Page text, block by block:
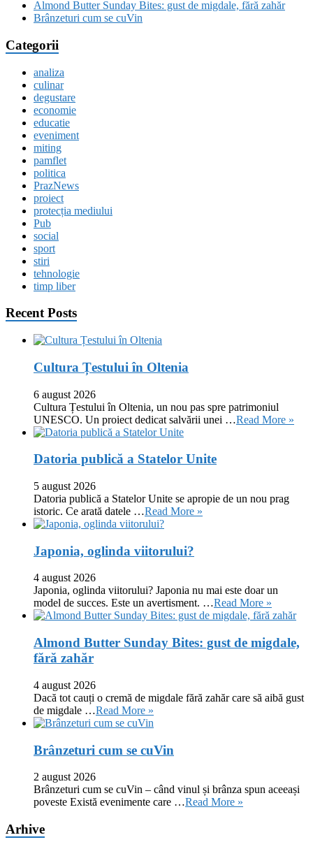
Almond Butter Sunday Bites: gust de migdale, fără zahăr
Brânzeturi cum se cuVin
Categorii
analiza
culinar
degustare
economie
educatie
eveniment
miting
pamflet
politica
PrazNews
proiect
protecția mediului
Pub
social
sport
stiri
tehnologie
timp liber
Recent Posts
Cultura Țestului în Oltenia
6 august 2026
Cultura Țestului în Oltenia, un nou pas spre patrimoniul
UNESCO. Un proiect dedicat salvării unei …Read More »
Datoria publică a Statelor Unite
5 august 2026
Datoria publică a Statelor Unite se apropie de un nou prag
istoric. Ce arată datele …Read More »
Japonia, oglinda viitorului?
4 august 2026
Japonia, oglinda viitorului? Japonia nu mai este doar un
model de succes. Este un avertisment. …Read More »
Almond Butter Sunday Bites: gust de migdale,
fără zahăr
4 august 2026
Dacă tot cauți o cremă de migdale fără zahăr care să aibă gust
de migdale …Read More »
Brânzeturi cum se cuVin
2 august 2026
Brânzeturi cum se cuVin – când vinul și brânza spun aceeași
poveste Există evenimente care …Read More »
Arhive